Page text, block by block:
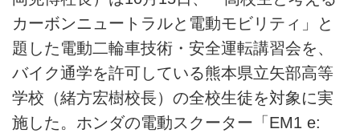
カーボンニュートラルと電動モビリティ」と
題した電動二輪車技術・安全運転講習会を、
バイク通学を許可している熊本県立矢部高等
学校（緒方宏樹校長）の全校生徒を対象に実
施した。ホンダの電動スクーター「EM1 e: